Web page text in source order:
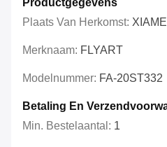
Productgegevens
Plaats Van Herkomst:
Merknaam: FLYART
Modelnummer: FA-20ST332
Betaling En
Min. Bestelaantal: 1